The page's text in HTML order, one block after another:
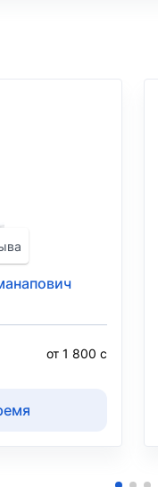
от 1 800 с